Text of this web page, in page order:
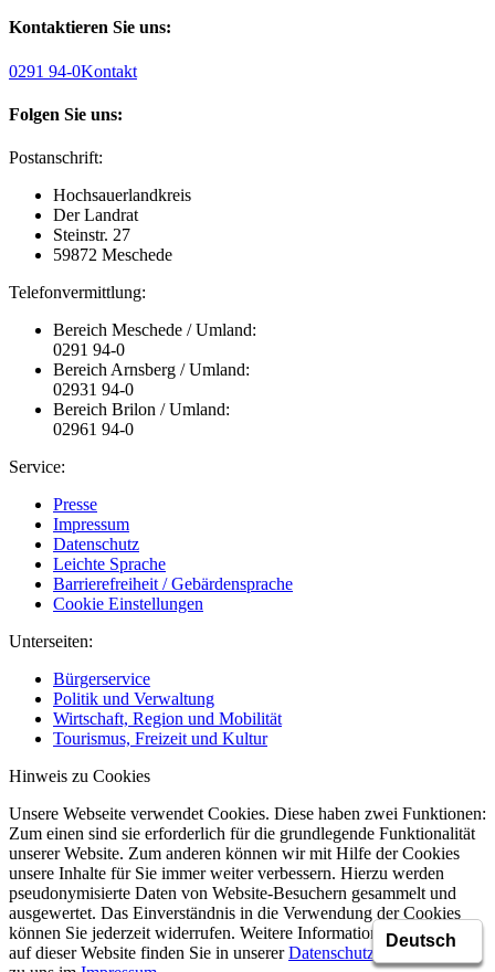
Kontaktieren Sie uns:
0291 94-0Kontakt
Folgen Sie uns:
Postanschrift:
Hochsauerlandkreis
Der Landrat
Steinstr. 27
59872 Meschede
Telefonvermittlung:
Bereich Meschede / Umland:
0291 94-0
Bereich Arnsberg / Umland:
02931 94-0
Bereich Brilon / Umland:
02961 94-0
Service:
Presse
Impressum
Datenschutz
Leichte Sprache
Barrierefreiheit / Gebärdensprache
Cookie Einstellungen
Unterseiten:
Bürgerservice
Politik und Verwaltung
Wirtschaft, Region und Mobilität
Tourismus, Freizeit und Kultur
Hinweis zu Cookies
Unsere Webseite verwendet Cookies. Diese haben zwei Funktionen:
Zum einen sind sie erforderlich für die grundlegende Funktionalität
unserer Website. Zum anderen können wir mit Hilfe der Cookies
unsere Inhalte für Sie immer weiter verbessern. Hierzu werden
pseudonymisierte Daten von Website-Besuchern gesammelt und
ausgewertet. Das Einverständnis in die Verwendung der Cookies
können Sie jederzeit widerrufen. Weitere Informationen zu Cookies
auf dieser Website finden Sie in unsererDatenschutzerklärungund